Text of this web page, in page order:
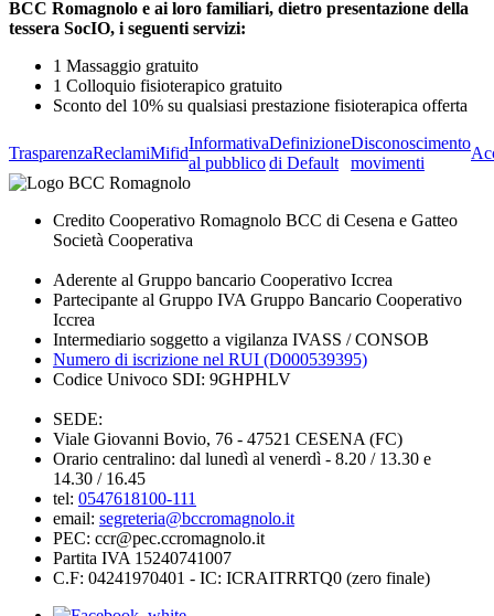
BCC Romagnolo e ai loro familiari, dietro presentazione della
tessera SocIO, i seguenti servizi:
1 Massaggio gratuito
1 Colloquio fisioterapico gratuito
Sconto del 10% su qualsiasi prestazione fisioterapica offerta
TrasparenzaReclamiMifid
Informativa
al pubblico
Definizione
di Default
Disconoscimento
movimenti
Credito Cooperativo Romagnolo BCC di Cesena e Gatteo
Società Cooperativa
Aderente al Gruppo bancario Cooperativo Iccrea
Partecipante al Gruppo IVA Gruppo Bancario Cooperativo
Iccrea
Intermediario soggetto a vigilanza IVASS / CONSOB
Numero di iscrizione nel RUI (D000539395)
Codice Univoco SDI: 9GHPHLV
SEDE:
Viale Giovanni Bovio, 76 - 47521 CESENA (FC)
Orario centralino: dal lunedì al venerdì - 8.20 / 13.30 e
14.30 / 16.45
tel: 0547618100-111
email: segreteria@bccromagnolo.it
PEC: ccr@pec.ccromagnolo.it
Partita IVA 15240741007
C.F: 04241970401 - IC: ICRAITRRTQ0 (zero finale)